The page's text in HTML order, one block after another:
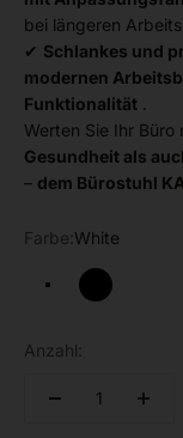
bei längeren
✔ Schlankes und
modernen
Funktionalität
Werten Sie Ihr Büro
Gesundheit als
– dem Bürostuhl
Farbe: White
WhiteBlack
Anzahl: